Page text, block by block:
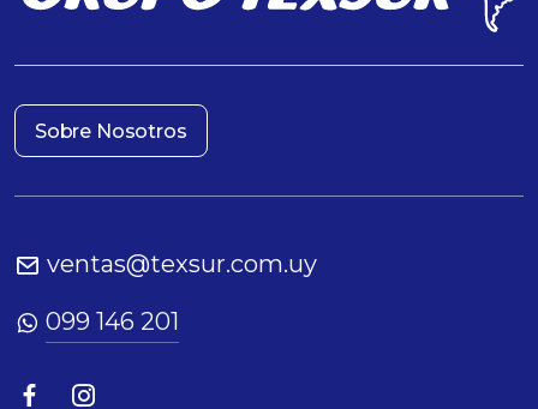
Sobre Nosotros
ventas@texsur.com.uy
099 146 201